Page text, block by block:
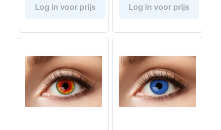
Log in voor prijs Log in voor prijs